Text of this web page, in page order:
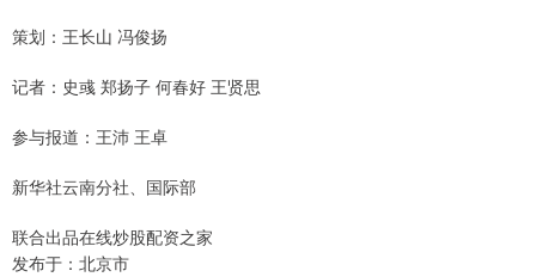
策划：王长山 冯俊扬
记者：史彧 郑扬子 何春好 王贤思
参与报道：王沛 王卓
新华社云南分社、国际部
联合出品在线炒股配资之家
发布于：北京市